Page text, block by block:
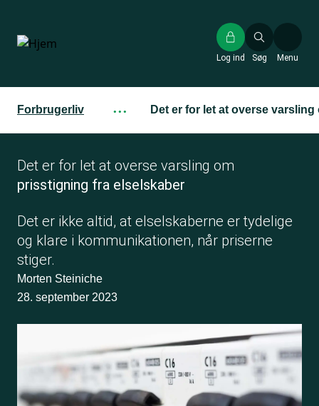
hovedindhold
Søg
Log ind Menu
Forbrugerliv ··· Det er for let at overse
Det er for let at overse varsling om
prisstigning fra elselskaber
Det er ikke altid, at elselskaberne er tydelige
og klare i kommunikationen, når priserne
stiger.
Morten Steiniche
28. september 2023